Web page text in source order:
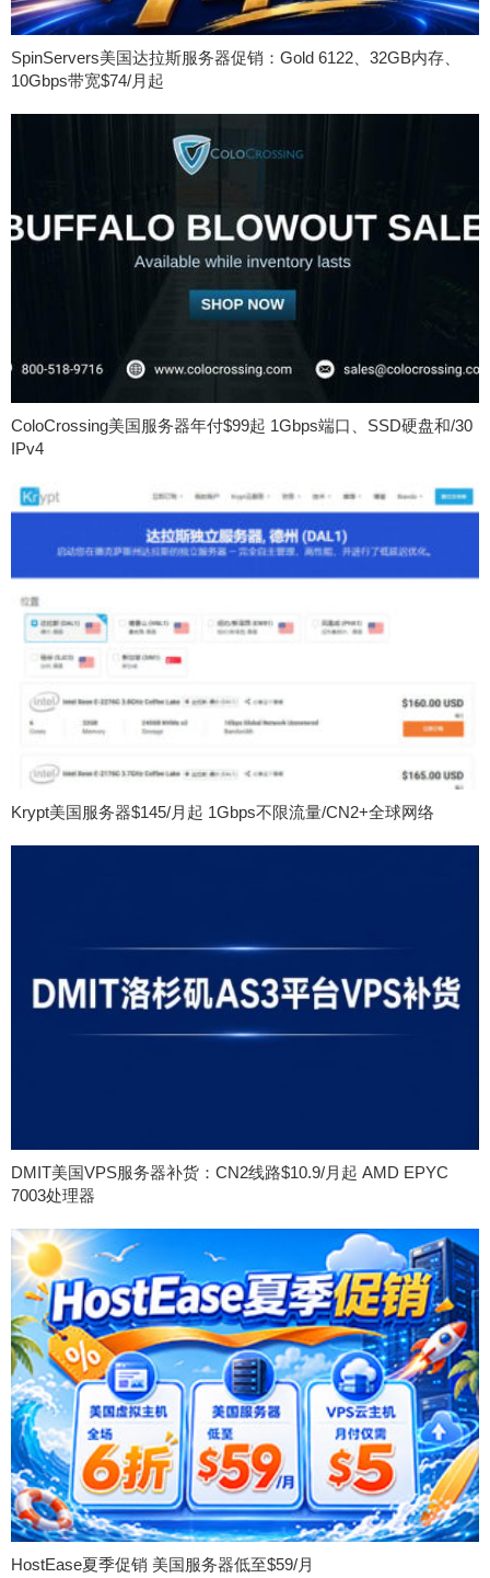
SpinServers美国达拉斯服务器促销：Gold 6122、32GB内存、
10Gbps带宽$74/月起
ColoCrossing美国服务器年付$99起 1Gbps端口、SSD硬盘和/30
IPv4
Krypt美国服务器$145/月起 1Gbps不限流量/CN2+全球网络
DMIT美国VPS服务器补货：CN2线路$10.9/月起 AMD EPYC
7003处理器
HostEase夏季促销 美国服务器低至$59/月